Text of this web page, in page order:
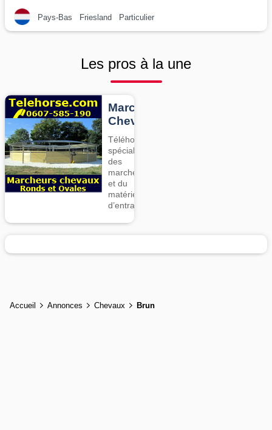
Pays-Bas
Friesland Particulier
Les pros à la une
Marcheurs
Chevaux
Téléhorse,
spécialiste
des
marcheurs
et du
matériel
d’entrainement
Accueil Annonces Chevaux Brun